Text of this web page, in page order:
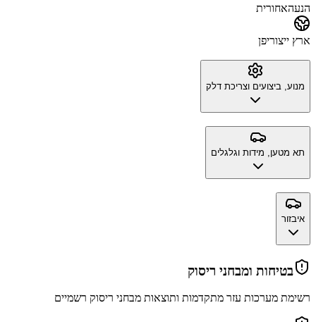
הנעהאחורית
ארץ ייצוריפן
מנוע, ביצועים וצריכת דלק
תא מטען, מידות וגלגלים
איבזור
בטיחות ומבחני ריסוק
רשימת מערכות עזר מתקדמות ותוצאות מבחני ריסוק רשמיים